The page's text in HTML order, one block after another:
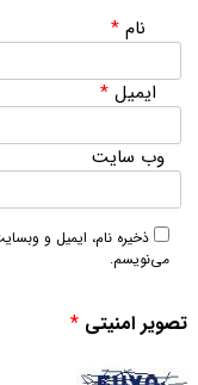
نام*
ایمیل*
وب‌ سایت
ذخیره نام، ایمیل و
می‌نویسم.
تصویر امنیتی *